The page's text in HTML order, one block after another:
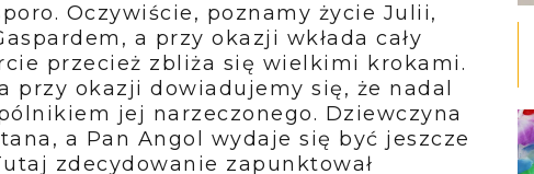
Oczywiście, poznamy życie Julii,
a przy okazji wkłada cały
przecież zbliża się wielkimi krokami.
przy okazji dowiadujemy się, że nadal
jej narzeczonego. Dziewczyna
a Pan Angol wydaje się być jeszcze
zdecydowanie zapunktował